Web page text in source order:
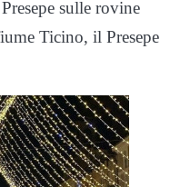
sulle rovine
Ticino, il Presepe